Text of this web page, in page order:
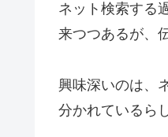
ネット検索する
来つつあるが、
興味深いのは、
分かれているら